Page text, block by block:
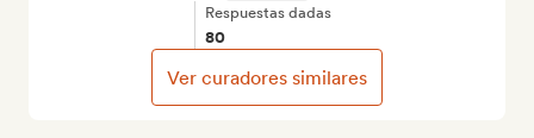
Respuestas dadas
80
Ver curadores similares